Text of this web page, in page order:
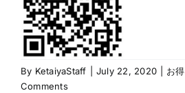
By KetaiyaStaff July 22, 2020 お
Comments